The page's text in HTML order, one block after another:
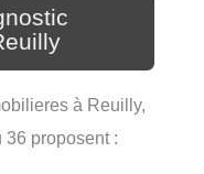
à Reuilly,
proposent :